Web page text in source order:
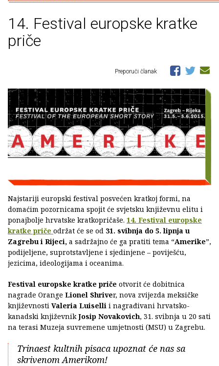
14. Festival europske kratke
priče
Preporuči članak
Najstariji europski festival posvećen kratkoj formi, na
domaćim pozornicama spojit će svjetsku književnu elitu i
ponajbolje hrvatske kratkopričaše. 14. Festival europske
kratke priče održat će se od 31. svibnja do 5. lipnja u
Zagrebu i Rijeci, a sadržajno će ga pratiti tema “Amerike”,
podijeljene, suprotstavljene i sjedinjene – poviješću,
jezicima, ideologijama i oceanima.
Festival europske kratke priče otvorit će dobitnica
nagrade Orange Lionel Shriver, nova zvijezda meksičke
književnosti Valeria Luiselli i nagrađivani hrvatsko-
kanadski književnikJosip Novakovich, 31. svibnja u 20 sati
na terasi Muzeja suvremene umjetnosti (MSU) u Zagrebu.
Trinaest kultnih pisaca upoznat će nas sa
skrivenom Amerikom!